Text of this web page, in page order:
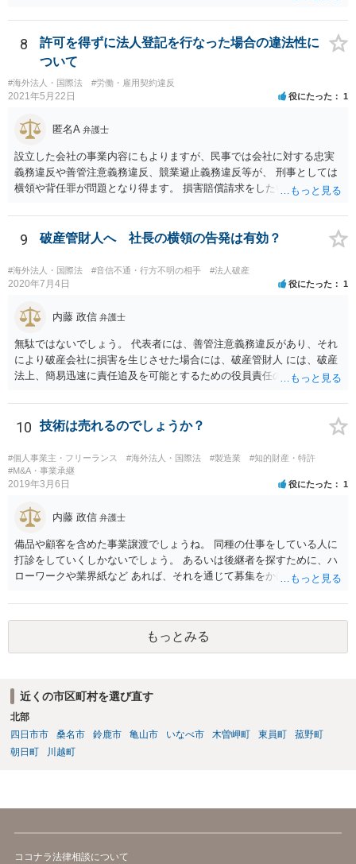
（厳密には、②の話の中で責任の範囲を問う過程で主観面も見るする
ので事案次第ではありますが。）。 また、海外での損害の発生の場合
には、まずどの法を適用するのかの問題があるので、どの国の損害で
生じた損害で、その問題に何法が適用されるのか、の判断が先行する
ので、事案聞かないことにはなんともといったところです。
8
許可を得ずに法人登記を行なった場合の違法性に
ついて
#海外法人・国際法 #労働・雇用契約違反
2021年5月22日 役にたった 1
匿名A 弁護士
設立した会社の事業内容にもよりますが、民事では会社に対する忠実
義務違反や善管注意義務違反、競業避止義務違反等が、 刑事としては
横領や背任罪が問題となり得ます。 損害賠償請求をしたいのか、刑事
等、ご希望によって進め方や必要な証拠が変わってきますので、速や
かにお近くの法律事務所に直接ご相談いただくことをおすすめいたし
9 破産管財人へ 社長の横領の告発は有効？
#海外法人・国際法 #音信不通・行方不明の相手 #法人破産
2020年7月4日 役にたった 1
内藤 政信 弁護士
無駄ではないでしょう。 代表者には、善管注意義務違反があり、それ
により破産会社に損害を生じさせた場合には、破産管財人 には、破産
法上、簡易迅速に責任追及を可能とするための役員責任の査定申立て
10 技術は売れるのでしょうか？
#個人事業主・フリーランス #海外法人・国際法 #製造業
#知的財産・特許
#M&A・事業承継
2019年3月6日 役にたった 1
内藤 政信 弁護士
備品や顧客を含めた事業譲渡でしょうね。 同種の仕事をしている人に
打診をしていくしかないでしょう。 あるいは後継者を探すために、ハ
ローワークや業界紙など あれば、それを通じて募集をかけてみるか。
もっとみる
近くの市区町村を選び直す
北部
四日市市
桑名市 鈴鹿市 亀山市 いなべ市 木曽岬町 東員町
菰野町
朝日町
川越町
ココナラ法律相談について